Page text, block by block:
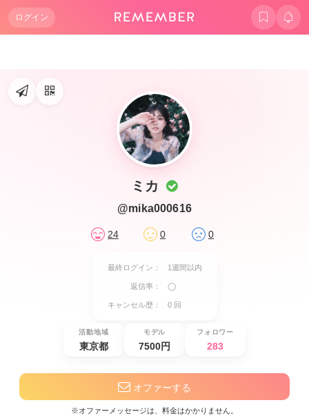
ログイン
ミカ
@mika000616
24 0 0
最終ログイン： 1週間以内
返信率： ◯
キャンセル歴： 0 回
活動地域
東京都
モデル
7500円
フォロワー
283
オファーする
※オファーメッセージは、料金はかかりません。